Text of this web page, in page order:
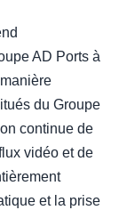
AD Ports à
du Groupe
continue de
vidéo et de
et la prise